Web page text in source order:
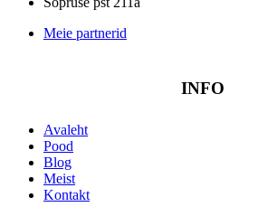
Meie partnerid
INFO
Avaleht
Pood
Blog
Meist
Kontakt